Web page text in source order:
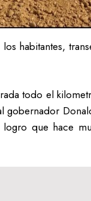
habitantes,
todo el
gobernador
que hace